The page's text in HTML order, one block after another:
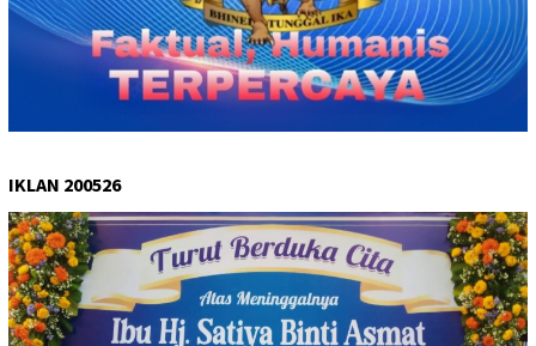
IKLAN 200526